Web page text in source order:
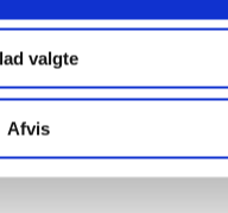
valgte
Afvis